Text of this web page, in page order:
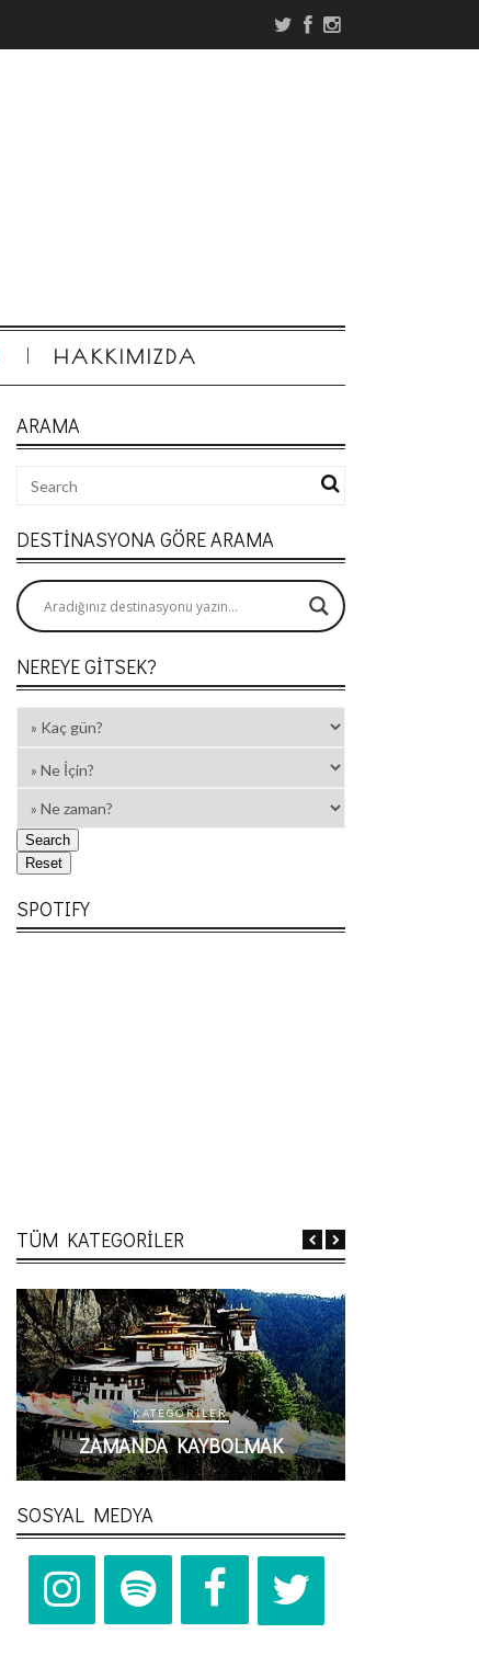
HAKKIMIZDA
ARAMA
DESTINASYONA GÖRE ARAMA
NEREYE GITSEK?
SPOTIFY
TÜM KATEGORİLER
KATEGORILER
ZAMANDA KAYBOLMAK
SOSYAL MEDYA